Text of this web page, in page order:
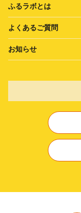
ふるラボとは
よくあるご質問
お知らせ